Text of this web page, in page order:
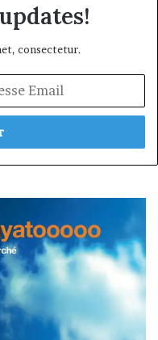
consectetur.